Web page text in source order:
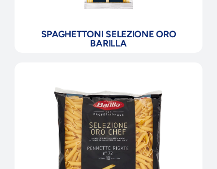
SPAGHETTONI SELEZIONE ORO
BARILLA